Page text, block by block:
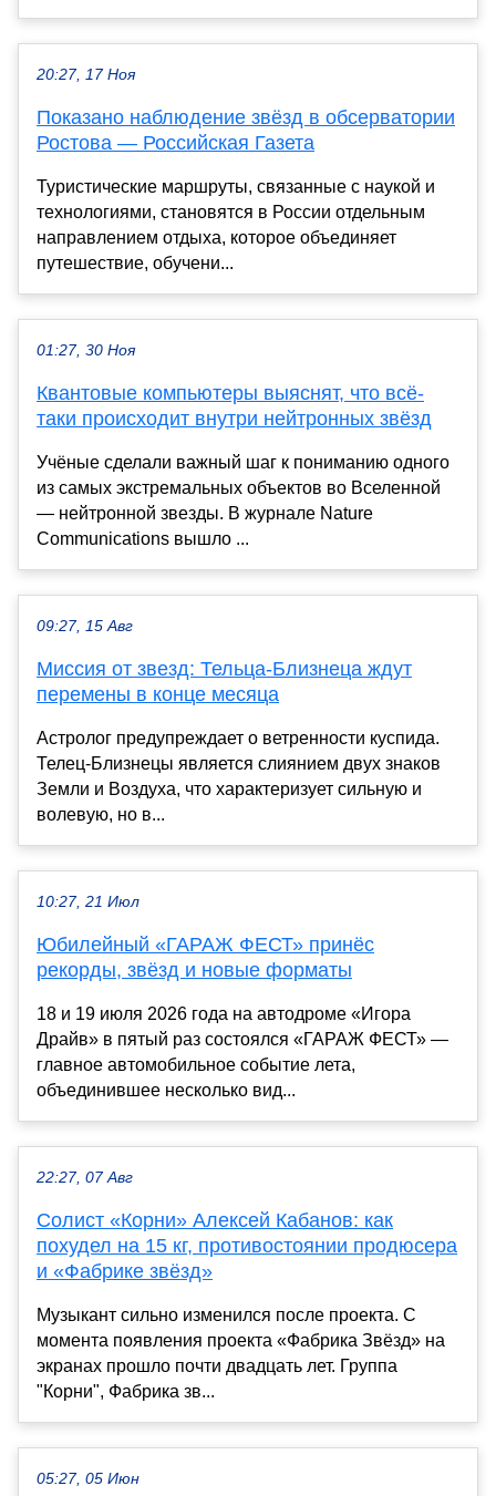
20:27, 17 Ноя
Показано наблюдение звёзд в обсерватории
Ростова — Российская Газета
Туристические маршруты, связанные с наукой и
технологиями, становятся в России отдельным
направлением отдыха, которое объединяет
путешествие, обучени...
01:27, 30 Ноя
Квантовые компьютеры выяснят, что всё-
таки происходит внутри нейтронных звёзд
Учёные сделали важный шаг к пониманию одного
из самых экстремальных объектов во Вселенной
— нейтронной звезды. В журнале Nature
Communications вышло ...
09:27, 15 Авг
Миссия от звезд: Тельца-Близнеца ждут
перемены в конце месяца
Астролог предупреждает о ветренности куспида.
Телец-Близнецы является слиянием двух знаков
Земли и Воздуха, что характеризует сильную и
волевую, но в...
10:27, 21 Июл
Юбилейный «ГАРАЖ ФЕСТ» принёс
рекорды, звёзд и новые форматы
18 и 19 июля 2026 года на автодроме «Игора
Драйв» в пятый раз состоялся «ГАРАЖ ФЕСТ» —
главное автомобильное событие лета,
объединившее несколько вид...
22:27, 07 Авг
Солист «Корни» Алексей Кабанов: как
похудел на 15 кг, противостоянии продюсера
и «Фабрике звёзд»
Музыкант сильно изменился после проекта. С
момента появления проекта «Фабрика Звёзд» на
экранах прошло почти двадцать лет. Группа
"Корни", Фабрика зв...
05:27, 05 Июн